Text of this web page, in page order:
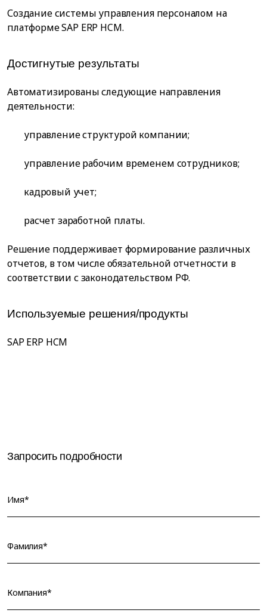
Создание системы управления персоналом на
платформе SAP ERP HCM.
Достигнутые результаты
Автоматизированы следующие направления
деятельности:
управление структурой компании;
управление рабочим временем сотрудников;
кадровый учет;
расчет заработной платы.
Решение поддерживает формирование различных
отчетов, в том числе обязательной отчетности в
соответствии с законодательством РФ.
Используемые решения/продукты
SAP ERP HCM
Запросить подробности
Имя*
Фамилия*
Компания*